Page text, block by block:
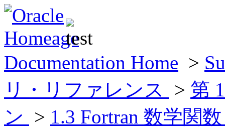
Documentation Home >
リ・リファレンス
> 第
ン
> 1.3 Fortran 数学関